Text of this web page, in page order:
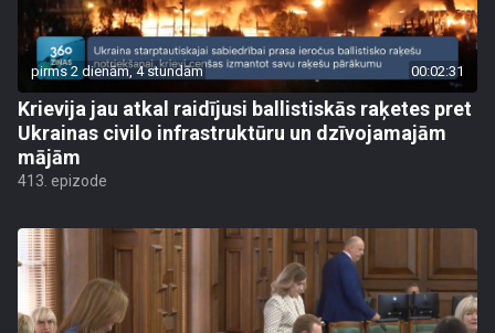
pirms 2 dienām, 4 stundām 00:02:31
Krievija jau atkal raidījusi ballistiskās raķetes pret
Ukrainas civilo infrastruktūru un dzīvojamajām
mājām
413. epizode